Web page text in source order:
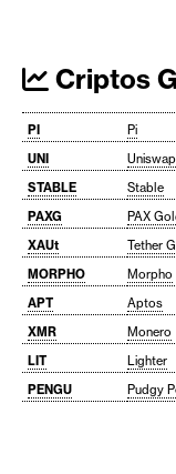
Criptos
PI Pi
UNI
Uniswap
STABLE
Stable
PAXG
PAX
XAUt
Tether
MORPHO
Morpho
APT
Aptos
XMR
Monero
LIT
Lighter
PENGU
Pudgy